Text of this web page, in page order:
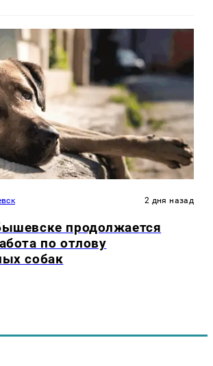
2 дня назад
продолжается
по отлову
собак